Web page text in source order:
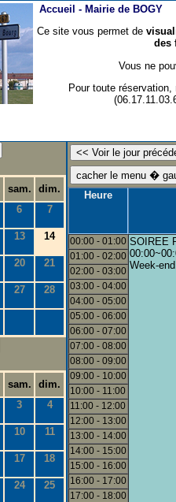
Accueil - Mairie de BOGY
Ce site vous permet de
des
Vous ne
Pour toute
sam.
dim.
6 7
13 14
20 21
27 28
sam.
dim.
3 4
10 11
17 18
24 25
Heure
00:00 - 01:00 SOIREE
Week-end
01:00 - 02:00
02:00 - 03:00
03:00 - 04:00
04:00 - 05:00
05:00 - 06:00
06:00 - 07:00
07:00 - 08:00
08:00 - 09:00
09:00 - 10:00
10:00 - 11:00
11:00 - 12:00
12:00 - 13:00
13:00 - 14:00
14:00 - 15:00
15:00 - 16:00
16:00 - 17:00
17:00 - 18:00